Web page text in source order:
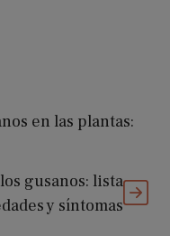
en las plantas:
gusanos: lista
y síntomas